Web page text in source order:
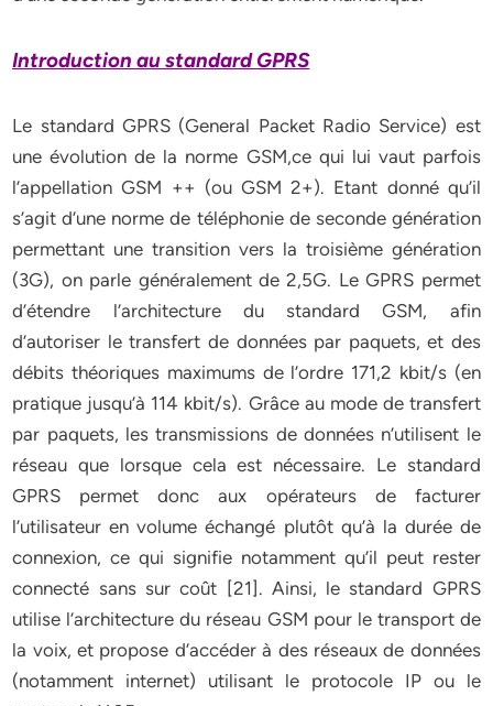
Introduction au standard GPRS
Le standard GPRS (General Packet Radio Service) est
une évolution de la norme GSM,ce qui lui vaut parfois
l’appellation GSM ++ (ou GSM 2+). Etant donné qu’il
s’agit d’une norme de téléphonie de seconde génération
permettant une transition vers la troisième génération
(3G), on parle généralement de 2,5G. Le GPRS permet
d’étendre l’architecture du standard GSM, afin
d’autoriser le transfert de données par paquets, et des
débits théoriques maximums de l’ordre 171,2 kbit/s (en
pratique jusqu’à 114 kbit/s). Grâce au mode de transfert
par paquets, les transmissions de données n’utilisent le
réseau que lorsque cela est nécessaire. Le standard
GPRS permet donc aux opérateurs de facturer
l’utilisateur en volume échangé plutôt qu’à la durée de
connexion, ce qui signifie notamment qu’il peut rester
connecté sans sur coût [21]. Ainsi, le standard GPRS
utilise l’architecture du réseau GSM pour le transport de
la voix, et propose d’accéder à des réseaux de données
(notamment internet) utilisant le protocole IP ou le